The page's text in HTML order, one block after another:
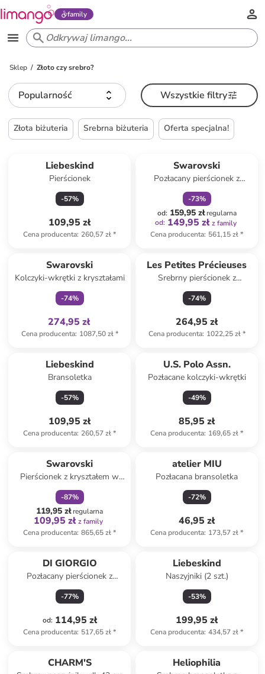
family
Sklep Złoto czy srebro?
Popularność Wszystkie filtry
Złota biżuteria Srebrna biżuteria Oferta specjalna!
Liebeskind
Pierścionek
-57%
109,95 zł
Cena producenta: 260,57 zł*
Swarovski
Pozłacany pierścionek z
cyrkoniami
-73%
od: 159,95 złregularna
od: 149,95 zł z family
Cena producenta: 561,15 zł*
Swarovski
Kolczyki-wkrętki z kryształami
-74%
274,95 zł
Cena producenta: 1087,50 zł*
Les Petites Précieuses
Srebrny pierścionek z
chalcedonem i cyrkoniami
-74%
264,95 zł
Cena producenta: 1022,25 zł*
Liebeskind
Bransoletka
-57%
109,95 zł
Cena producenta: 260,57 zł*
U.S. Polo Assn.
Pozłacane kolczyki-wkrętki
-49%
85,95 zł
Cena producenta: 169,65 zł*
Swarovski
Pierścionek z kryształem w
kolorze złoto-zielonym
-87%
119,95 złregularna
109,95 zł z family
Cena producenta: 865,65 zł*
atelier MIU
Pozłacana bransoletka
-72%
46,95 zł
Cena producenta: 173,57 zł*
DI GIORGIO
Pozłacany pierścionek z
cyrkoniami
-77%
od: 114,95 zł
Cena producenta: 517,65 zł*
Liebeskind
Naszyjniki (2 szt.)
-53%
199,95 zł
Cena producenta: 434,57 zł*
CHARM'S Heliophilia